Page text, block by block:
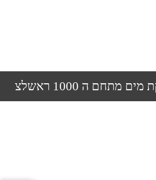
מתחם ה 1000 ראשלצ